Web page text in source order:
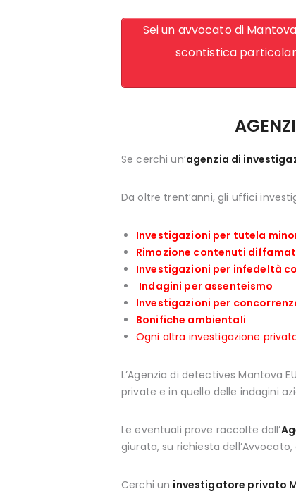
Sei un avvocato di
scontistica
Se cerchi un’agenzia di
Da oltre trent’anni, gli uffici
Investigazioni per tutela
Rimozione contenuti
Investigazioni per infedeltà
Indagini per assenteismo
Investigazioni per
Bonifiche ambientali
Ogni altra investigazione
L’Agenzia di detectives Mantova
private e in quello delle indagini
Le eventuali prove raccolte dall’
giurata, su richiesta
Cerchi un investigatore privato